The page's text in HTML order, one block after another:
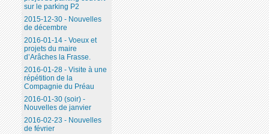
sur le parking P2
2015-12-30 - Nouvelles
de décembre
2016-01-14 - Voeux et
projets du maire
d’Arâches la Frasse.
2016-01-28 - Visite à une
répétition de la
Compagnie du Préau
2016-01-30 (soir) -
Nouvelles de janvier
2016-02-23 - Nouvelles
de février